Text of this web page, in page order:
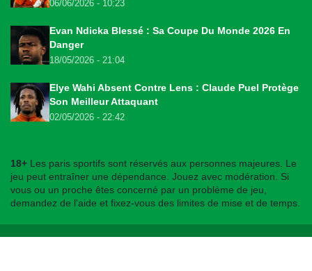
06/06/2026 - 10:23
Evan Ndicka Blessé : Sa Coupe Du Monde 2026 En
Danger
18/05/2026 - 21:04
Elye Wahi Absent Contre Lens : Claude Puel Protège
Son Meilleur Attaquant
02/05/2026 - 22:42
18+ Les paris sportifs sont réservés aux personnes majeures. Le
jeu peut entraîner une dépendance. Jouez avec modération. Si
vous ou un proche êtes concerné par un problème de jeu,
demandez de l'aide et fixez-vous des limites de mise et de temps.